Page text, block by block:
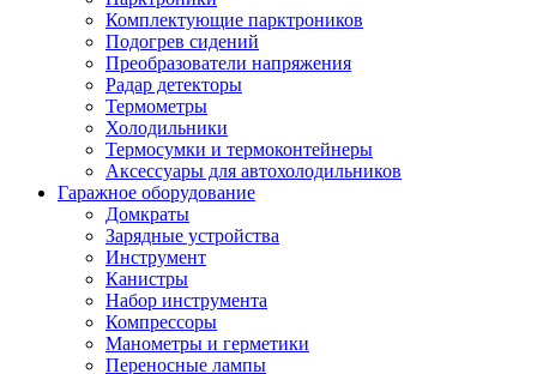
Комплектующие парктроников
Подогрев сидений
Преобразователи напряжения
Радар детекторы
Термометры
Холодильники
Термосумки и термоконтейнеры
Аксессуары для автохолодильников
Гаражное оборудование
Домкраты
Зарядные устройства
Инструмент
Канистры
Набор инструмента
Компрессоры
Манометры и герметики
Переносные лампы